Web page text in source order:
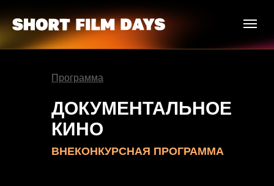
ДОКУМЕНТАЛЬНОЕ
КИНО
ВНЕКОНКУРСНАЯ ПРОГРАММА
Программа